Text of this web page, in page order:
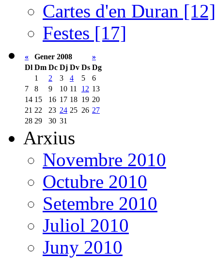
Cartes d'en Duran [12]
Festes [17]
« Gener 2008
»
Dl Dm Dc Dj Dv Ds Dg
1
2 3 4 5
6
7
8 9 10 11 12 13
14 15 16 17 18 19 20
21 22 23 24 25 26 27
28 29 30 31
Arxius
Novembre 2010
Octubre 2010
Setembre 2010
Juliol 2010
Juny 2010